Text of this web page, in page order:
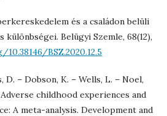
és a családon belüli
különbségei. Belügyi Szemle, 68(12),
BSZ.2020.12.5
D. – Dobson, K. – Wells, L. – Noel,
Adverse childhood experiences and
A meta-analysis. Development and